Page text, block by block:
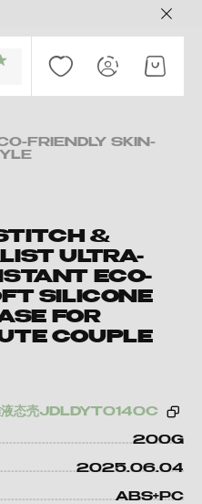
FRIENDLY SKIN-
&
ULTRA-
ECO-
SILICONE
FOR
COUPLE
液态壳JDLDYT0140C
200G
2025.06.04
ABS+PC